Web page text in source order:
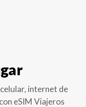
internet de
eSIM Viajeros